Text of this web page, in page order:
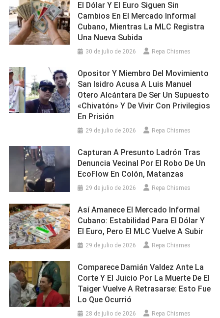
El Dólar Y El Euro Siguen Sin
Cambios En El Mercado Informal
Cubano, Mientras La MLC Registra
Una Nueva Subida
30 de julio de 2026 Repa Chismes
Opositor Y Miembro Del Movimiento
San Isidro Acusa A Luis Manuel
Otero Alcántara De Ser Un Supuesto
«chivatón» Y De Vivir Con Privilegios
En Prisión
29 de julio de 2026 Repa Chismes
Capturan A Presunto Ladrón Tras
Denuncia Vecinal Por El Robo De Un
EcoFlow En Colón, Matanzas
29 de julio de 2026 Repa Chismes
Así Amanece El Mercado Informal
Cubano: Estabilidad Para El Dólar Y
El Euro, Pero El MLC Vuelve A Subir
29 de julio de 2026 Repa Chismes
Comparece Damián Valdez Ante La
Corte Y El Juicio Por La Muerte De El
Taiger Vuelve A Retrasarse: Esto Fue
Lo Que Ocurrió
28 de julio de 2026 Repa Chismes